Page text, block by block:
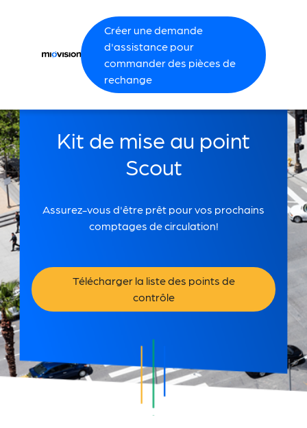
Créer une demande
d'assistance pour
commander des pièces de
rechange
Kit de mise au point
Scout
Assurez-vous d'être prêt pour vos prochains
comptages de circulation!
Télécharger la liste des points de
contrôle